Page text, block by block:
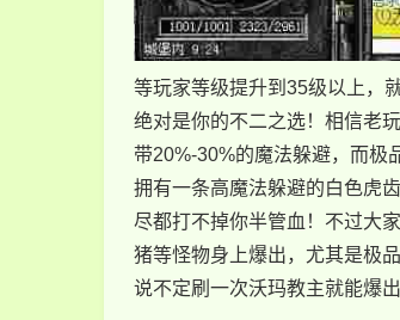
等玩家等级提升到35级以上，
绝对是你的不二之选！相信老
带20%-30%的魔法躲避，而极
拥有一条高魔法躲避的白色虎
尽都打不掉你半管血！不过大
猪等怪物身上爆出，尤其是极
说不定刷一次沃玛教主就能爆